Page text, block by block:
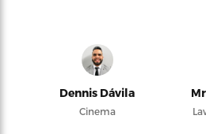
Dennis Dávila
Cinema